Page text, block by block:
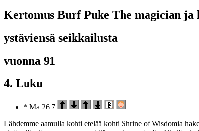
Kertomus Burf Puke The magician ja
ystäviensä seikkailusta
vuonna 91
4. Luku
* Ma 26.7
Lähdemme aamulla kohti etelää kohti Shrine of Wisdomia